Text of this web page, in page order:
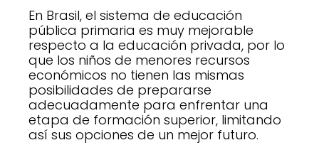
En Brasil, el sistema de educación
pública primaria es muy mejorable
respecto a la educación privada, por lo
que los niños de menores recursos
económicos no tienen las mismas
posibilidades de prepararse
adecuadamente para enfrentar una
etapa de formación superior, limitando
así sus opciones de un mejor futuro.